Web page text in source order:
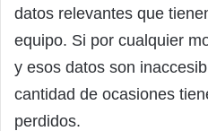
datos relevantes que
equipo. Si por cualquier
y esos datos son
cantidad de ocasiones
perdidos.